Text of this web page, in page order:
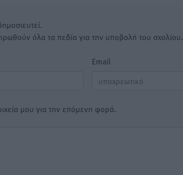
όλα τα πεδία για την υποβολή του σχολίου.
Email
μου για την επόμενη φορά.